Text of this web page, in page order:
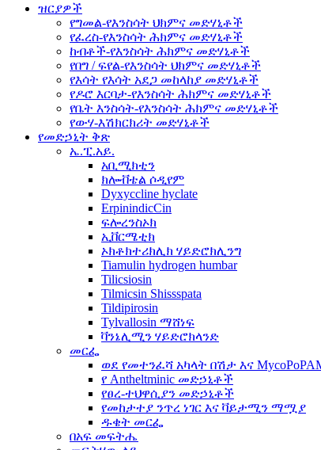
ዝርያዎች
የግመል-የእንስሳት ህክምና መድሃኒቶች
የፈረስ-የእንስሳት ሕክምና መድሃኒቶች
ከብቶች-የእንስሳት ሕክምና መድሃኒቶች
የበግ / ፍየል-የእንስሳት ህክምና መድሃኒቶች
የእሳት የእሳት አደጋ መከላከያ መድሃኒቶች
የዶሮ እርባታ-የእንስሳት ሕክምና መድሃኒቶች
የቤት እንስሳት-የእንስሳት ሕክምና መድሃኒቶች
የውሃ-እሽክርክሪት መድሃኒቶች
የመድኃኒት ቅጽ
ኤ.ፒ.አይ.
አቢሚክቲን
ክሎቭቴል ሶዲየም
Dyxyccline hyclate
ErpinindicCin
ፍሎረንስኦክ
ኢቨርሜቲክ
ኦክቶክተሪክሊክ ሃይድሮክሊንግ
Tiamulin hydrogen humbar
Tilicsiosin
Tilmicsin Shissspata
Tildipirosin
Tylvallosin ማሸነፍ
ቫንኔሊሚን ሃይድሮክላንድ
መርፌ
ወደ የመተንፈሻ አካላት በሽታ እና
የ Antheltminic መድኃኒቶች
የፀረ-ተህዋሲያን መድኃኒቶች
የመከታተያ ንጥረ ነገር እና ቫይታሚን ማሟያ
ዱቄት መርፌ
በአፍ መፍትሔ